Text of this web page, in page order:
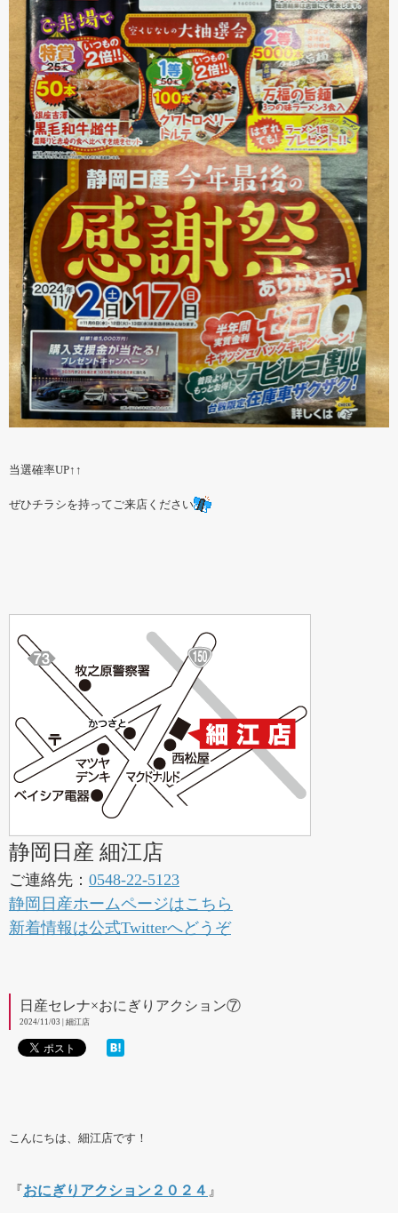
当選確率UP↑↑
ぜひチラシを持ってご来店ください
静岡日産 細江店
ご連絡先： 0548-22-5123
静岡日産ホームページはこちら
新着情報は公式Twitterへどうぞ
日産セレナ×おにぎりアクション⑦
2024/11/03 | 細江店
こんにちは、細江店です！
『 おにぎりアクション２０２４ 』